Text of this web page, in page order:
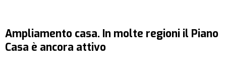
Ampliamento casa. In molte regioni il Piano
Casa è ancora attivo